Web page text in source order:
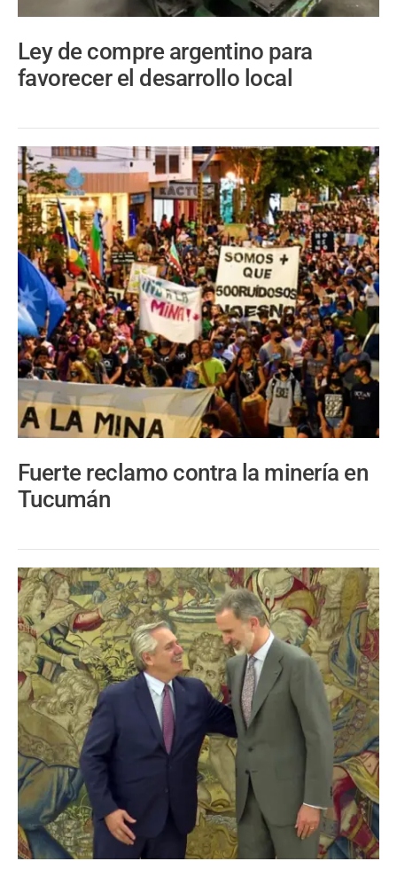
Ley de compre argentino para
favorecer el desarrollo local
Fuerte reclamo contra la minería en
Tucumán